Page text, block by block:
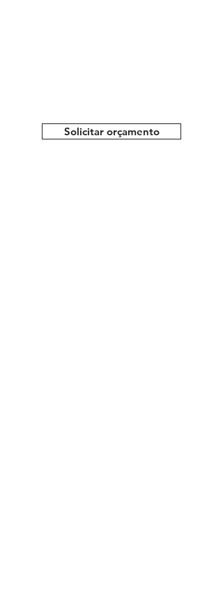
Solicitar orçamento